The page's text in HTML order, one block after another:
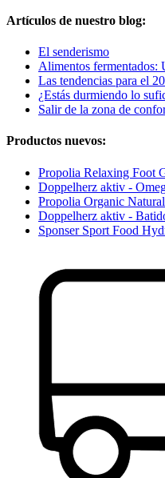
Artículos de nuestro blog:
El senderismo
Alimentos fermentados:
Las tendencias para el
¿Estás durmiendo lo
Salir de la zona de
Productos nuevos:
Propolia Relaxing Foot
Doppelherz aktiv -
Propolia Organic
Doppelherz aktiv -
Sponser Sport Food